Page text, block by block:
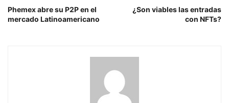
Phemex abre su P2P en el
mercado Latinoamericano
¿Son viables las entradas
con NFTs?